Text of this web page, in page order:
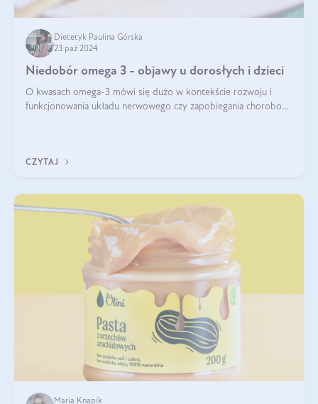
Dietetyk Paulina Górska
23 paź 2024
Niedobór omega 3 - objawy u dorosłych i dzieci
O kwasach omega-3 mówi się dużo w kontekście rozwoju i
funkcjonowania układu nerwowego czy zapobiegania chorobom
CZYTAJ
Maria Knapik